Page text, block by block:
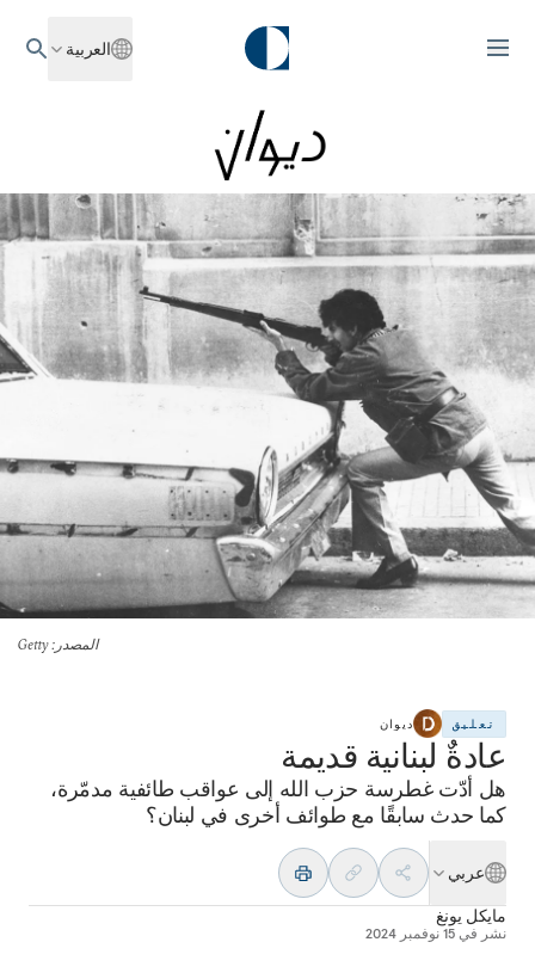
العربية
المصدر : Getty
تعليق ديوان
عادةٌ لبنانية قديمة
هل أدّت غطرسة حزب الله إلى عواقب طائفية مدمّرة،
كما حدث سابقًا مع طوائف أخرى في لبنان؟
عربي
مايكل يونغ
نشر في 15 نوفمبر 2024